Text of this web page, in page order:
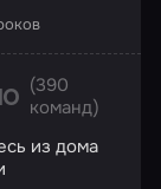
(390
команд)
из дома